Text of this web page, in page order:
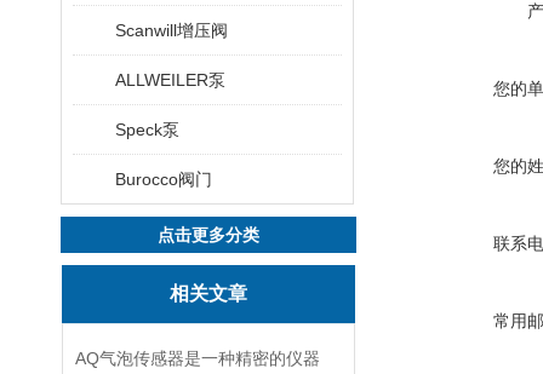
Scanwill增压阀
ALLWEILER泵
Speck泵
Burocco阀门
点击更多分类
相关文章
AQ气泡传感器是一种精密的仪器
您的
您的
联系
常用